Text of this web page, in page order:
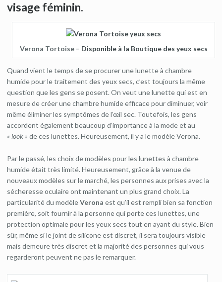
visage féminin.
Verona Tortoise – Disponible à la Boutique des yeux secs
Quand vient le temps de se procurer une lunette à chambre
humide pour le traitement des yeux secs, c’est toujours la même
question que les gens se posent. On veut une lunette qui est en
mesure de créer une chambre humide efficace pour diminuer, voir
même éliminer les symptômes de l’œil sec. Toutefois, les gens
accordent également beaucoup d’importance à la mode et au
« look » de ces lunettes. Heureusement, il y a le modèle Verona.
Par le passé, les choix de modèles pour les lunettes à chambre
humide était très limité. Heureusement, grâce à la venue de
nouveaux modèles sur le marché, les personnes aux prises avec la
sécheresse oculaire ont maintenant un plus grand choix. La
particularité du modèleVerona est qu’il est rempli bien sa fonction
première, soit fournir à la personne qui porte ces lunettes, une
protection optimale pour les yeux secs tout en ayant du style. Bien
sûr, même si le joint de silicone est discret, il sera toujours visible
mais demeure très discret et la majorité des personnes qui vous
regarderont peuvent ne pas le remarquer.